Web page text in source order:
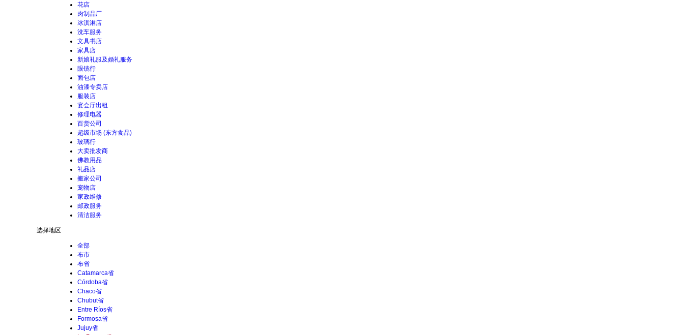
花店
肉制品厂
冰淇淋店
洗车服务
文具书店
家具店
新娘礼服及婚礼服务
眼镜行
面包店
油漆专卖店
服装店
宴会厅出租
修理电器
百货公司
超级市场 (东方食品)
玻璃行
大卖批发商
佛教用品
礼品店
搬家公司
宠物店
家政维修
邮政服务
清洁服务
选择地区
全部
布市
布省
Catamarca省
Córdoba省
Chaco省
Chubut省
Entre Ríos省
Formosa省
Jujuy省